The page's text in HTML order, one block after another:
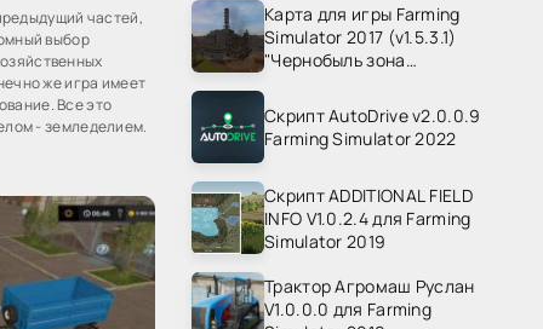
частей,
выбор
же игра имеет
Все это
- земледелием.
Карта для игры Farming
Simulator 2017 (v1.5.3.1)
"Чернобыль зона
Скрипт AutoDrive v2.0.0.9
Farming Simulator 2022
Скрипт ADDITIONAL FIELD
INFO V1.0.2.4 для Farming
Simulator 2019
Трактор Агромаш Руслан
V1.0.0.0 для Farming